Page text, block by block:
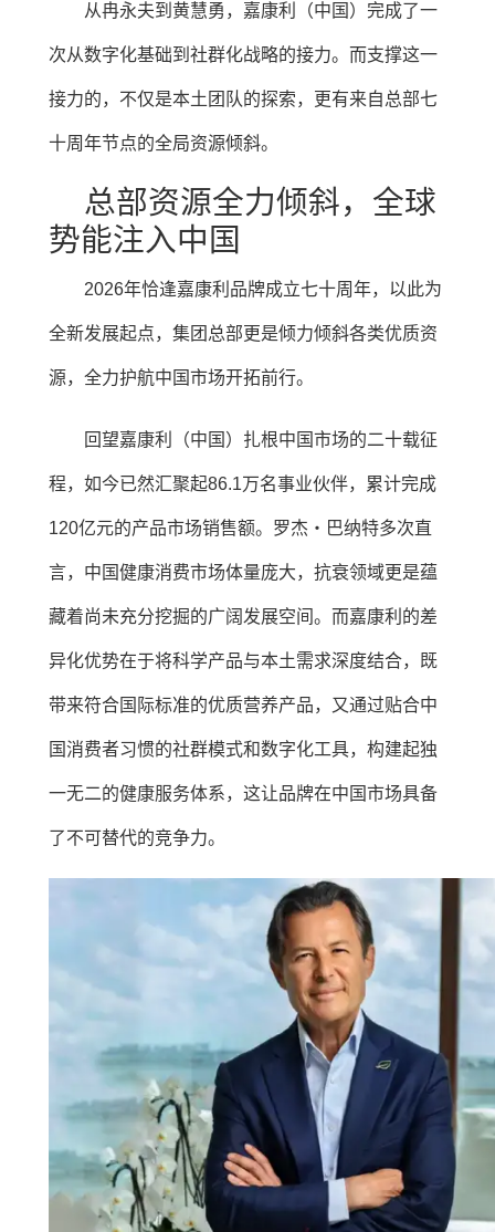
从冉永夫到黄慧勇，嘉康利（中国）完成了一
次从数字化基础到社群化战略的接力。而支撑这一
接力的，不仅是本土团队的探索，更有来自总部七
十周年节点的全局资源倾斜。
总部资源全力倾斜，全球
势能注入中国
2026年恰逢嘉康利品牌成立七十周年，以此为
全新发展起点，集团总部更是倾力倾斜各类优质资
源，全力护航中国市场开拓前行。
回望嘉康利（中国）扎根中国市场的二十载征
程，如今已然汇聚起86.1万名事业伙伴，累计完成
120亿元的产品市场销售额。罗杰・巴纳特多次直
言，中国健康消费市场体量庞大，抗衰领域更是蕴
藏着尚未充分挖掘的广阔发展空间。而嘉康利的差
异化优势在于将科学产品与本土需求深度结合，既
带来符合国际标准的优质营养产品，又通过贴合中
国消费者习惯的社群模式和数字化工具，构建起独
一无二的健康服务体系，这让品牌在中国市场具备
了不可替代的竞争力。